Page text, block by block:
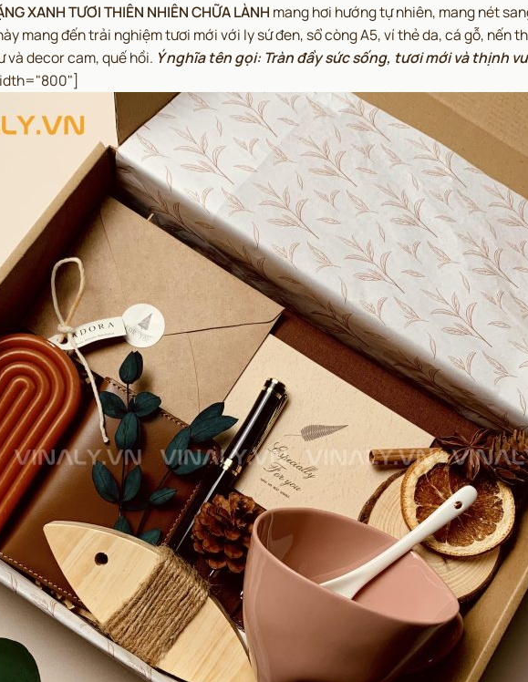
XANH TƯƠI THIÊN NHIÊN CHỮA LÀNH mang hơi hướng tự nhiên, mang nét
mang đến trải nghiệm tươi mới với ly sứ đen, sổ còng A5, ví thẻ da, cá gỗ, nến
và decor cam, quế hồi. Ý nghĩa tên gọi: Tràn đầy sức sống, tươi mới và thịnh